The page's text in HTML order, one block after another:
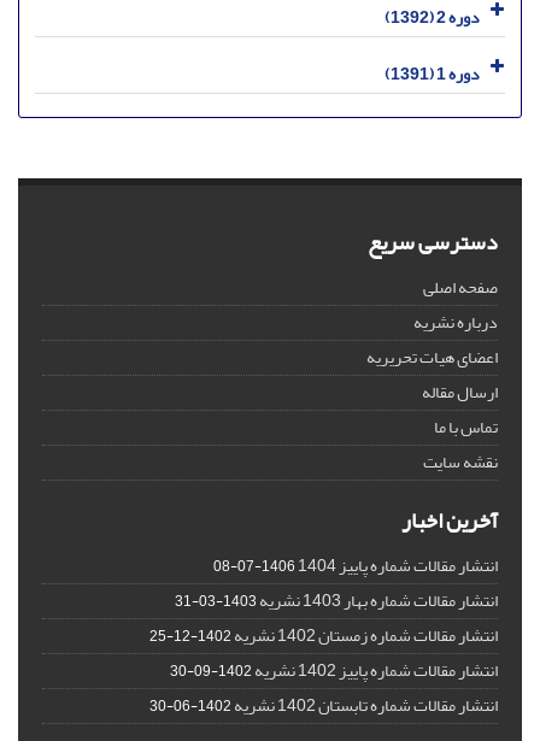
دوره 2 (1392)
دوره 1 (1391)
دسترسی سریع
صفحه اصلی
درباره نشریه
اعضای هیات تحریریه
ارسال مقاله
تماس با ما
نقشه سایت
آخرین اخبار
انتشار مقالات شماره پاییز 1404 1406-07-08
انتشار مقالات شماره بهار 1403 نشریه 1403-03-31
انتشار مقالات شماره زمستان 1402 نشریه 1402-12-25
انتشار مقالات شماره پاییز 1402 نشریه 1402-09-30
انتشار مقالات شماره تابستان 1402 نشریه 1402-06-30